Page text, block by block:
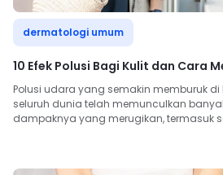
dermatologi umum
10 Efek Polusi Bagi Kulit dan Cara
Polusi udara yang semakin memburuk
seluruh dunia telah memunculkan
dampaknya yang merugikan, termasuk